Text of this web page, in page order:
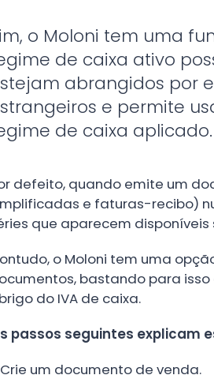
o Moloni tem uma
de caixa ativo
abrangidos por
e permite
de caixa aplicado.
defeito, quando emite um
e faturas-recibo)
que aparecem
o Moloni tem uma
bastando para
do IVA de caixa.
passos seguintes explicam
um documento de venda.